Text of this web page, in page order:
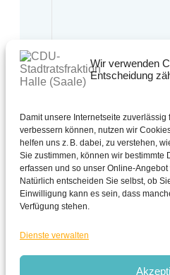
Wir verwenden
Entscheidung
Damit unsere Internetseite
verbessern können, nutzen wir
helfen uns z. B. dabei, zu verstehen,
Sie zustimmen, können wir bestimmte
erfassen und so unser Online-
Natürlich entscheiden Sie selbst, ob
Einwilligung kann es sein, dass
Verfügung stehen.
Dienste verwalten
Oder nach
0345 -
cdu-
CDU -
Schmeerstraße 1 in